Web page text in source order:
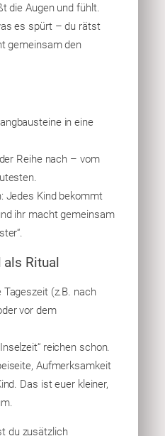
die Augen und fühlt.
es spürt – du rätst
gemeinsam den
in eine
Reihe nach – vom
Jedes Kind bekommt
ihr macht gemeinsam
Ritual
(z.B. nach
vor dem
reichen schon.
Aufmerksamkeit
Das ist euer kleiner,
du zusätzlich